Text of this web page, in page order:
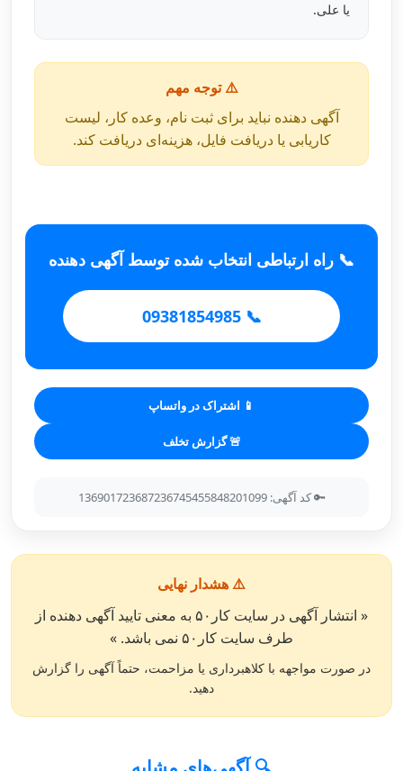
یا علی.
⚠️ توجه مهم
آگهی دهنده نباید برای ثبت نام، وعده کار، لیست
کاریابی یا دریافت فایل، هزینه‌ای دریافت کند.
📞 راه ارتباطی انتخاب شده توسط آگهی دهنده
📞 09381854985
📱 اشتراک در واتساپ
🚨 گزارش تخلف
🔑 کد آگهی: 136901723687236745455848201099
⚠️ هشدار نهایی
« انتشار آگهی در سایت کار۵۰ به معنی تایید آگهی دهنده از
طرف سایت کار۵۰ نمی باشد. »
در صورت مواجهه با کلاهبرداری یا مزاحمت، حتماً آگهی را گزارش
دهید.